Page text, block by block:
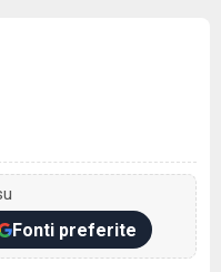
Fonti preferite